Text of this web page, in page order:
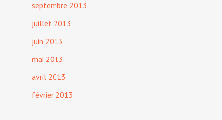
septembre 2013
juillet 2013
juin 2013
mai 2013
avril 2013
février 2013